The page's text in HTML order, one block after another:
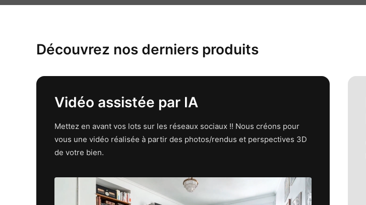
Découvrez nos derniers produits
Vidéo assistée par IA
Mettez en avant vos lots sur les réseaux sociaux !! Nous créons pour
vous une vidéo réalisée à partir des photos/rendus et perspectives 3D
de votre bien.